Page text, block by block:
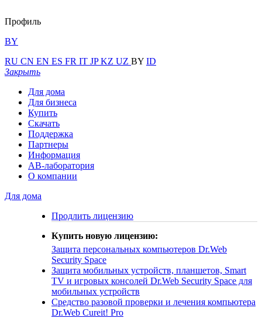
Профиль
BY
RU CN EN ES FR IT JPKZ UZ BY ID
Закрыть
Для дома
Для бизнеса
Купить
Скачать
Поддержка
Партнеры
Информация
АВ-лаборатория
О компании
Для дома
Продлить лицензию
Купить новую лицензию:
Защита персональных компьютеров Dr.Web
Security Space
Защита мобильных устройств, планшетов, Smart
TV и игровых консолей Dr.Web Security Space для
мобильных устройств
Средство разовой проверки и лечения компьютера
Dr.Web Cureit! Pro